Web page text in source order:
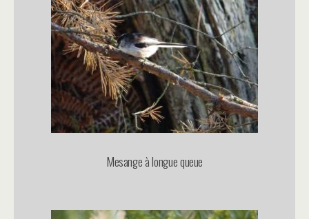
Mesange à longue queue